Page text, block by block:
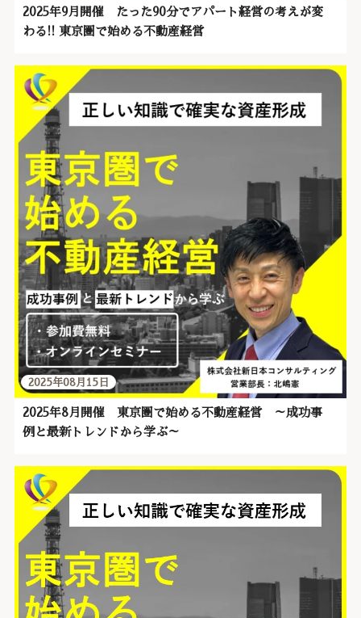
2025年9月開催 たった90分でアパート経営の考えが変
わる!! 東京圏で始める不動産経営
2025年8月開催 東京圏で始める不動産経営 ～成功事
例と最新トレンドから学ぶ～
2025年08月15日